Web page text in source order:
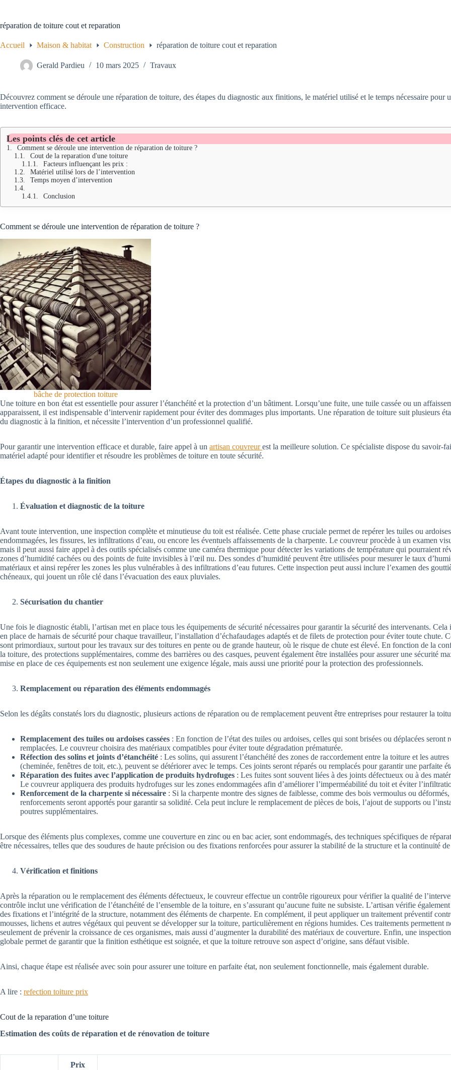
réparation de toiture cout et reparation
Accueil Maison & habitat Construction réparation de toiture cout et reparation
Gerald Pardieu 10 mars 2025 Travaux
Découvrez comment se déroule une réparation de toiture, des étapes du diagnostic aux finitions, le matériel utilisé et le temps nécessaire pour
intervention efficace.
Les points clés de cet article
Comment se déroule une intervention de réparation de toiture ?
Cout de la reparation d'une toiture
Facteurs influençant les prix :
Matériel utilisé lors de l’intervention
Temps moyen d’intervention
Conclusion
Comment se déroule une intervention de réparation de toiture ?
bâche de protection toiture
Une toiture en bon état est essentielle pour assurer l’étanchéité et la protection d’un bâtiment. Lorsqu’une fuite, une tuile cassée ou un
apparaissent, il est indispensable d’intervenir rapidement pour éviter des dommages plus importants. Une réparation de toiture suit plusieurs
du diagnostic à la finition, et nécessite l’intervention d’un professionnel qualifié.
Pour garantir une intervention efficace et durable, faire appel à un artisan couvreurest la meilleure solution. Ce spécialiste dispose du savoir-
matériel adapté pour identifier et résoudre les problèmes de toiture en toute sécurité.
Étapes du diagnostic à la finition
Évaluation et diagnostic de la toiture
Avant toute intervention, une inspection complète et minutieuse du toit est réalisée. Cette phase cruciale permet de repérer les tuiles ou ardoises
endommagées, les fissures, les infiltrations d’eau, ou encore les éventuels affaissements de la charpente. Le couvreur procède à un examen
mais il peut aussi faire appel à des outils spécialisés comme une caméra thermique pour détecter les variations de température qui pourraient
zones d’humidité cachées ou des points de fuite invisibles à l’œil nu. Des sondes d’humidité peuvent être utilisées pour mesurer le taux
matériaux et ainsi repérer les zones les plus vulnérables à des infiltrations d’eau futures. Cette inspection peut aussi inclure l’examen des
chéneaux, qui jouent un rôle clé dans l’évacuation des eaux pluviales.
Sécurisation du chantier
Une fois le diagnostic établi, l’artisan met en place tous les équipements de sécurité nécessaires pour garantir la sécurité des intervenants.
en place de harnais de sécurité pour chaque travailleur, l’installation d’échafaudages adaptés et de filets de protection pour éviter toute chute.
sont primordiaux, surtout pour les travaux sur des toitures en pente ou de grande hauteur, où le risque de chute est élevé. En fonction de la
la toiture, des protections supplémentaires, comme des barrières ou des casques, peuvent également être installées pour assurer une sécurité
mise en place de ces équipements est non seulement une exigence légale, mais aussi une priorité pour la protection des professionnels.
Remplacement ou réparation des éléments endommagés
Selon les dégâts constatés lors du diagnostic, plusieurs actions de réparation ou de remplacement peuvent être entreprises pour restaurer la
Remplacement des tuiles ou ardoises cassées : En fonction de l’état des tuiles ou ardoises, celles qui sont brisées ou déplacées seront
remplacées. Le couvreur choisira des matériaux compatibles pour éviter toute dégradation prématurée.
Réfection des solins et joints d’étanchéité : Les solins, qui assurent l’étanchéité des zones de raccordement entre la toiture et les autres
(cheminée, fenêtres de toit, etc.), peuvent se détériorer avec le temps. Ces joints seront réparés ou remplacés pour garantir une parfaite
Réparation des fuites avec l’application de produits hydrofuges : Les fuites sont souvent liées à des joints défectueux ou à des
Le couvreur appliquera des produits hydrofuges sur les zones endommagées afin d’améliorer l’imperméabilité du toit et éviter
Renforcement de la charpente si nécessaire : Si la charpente montre des signes de faiblesse, comme des bois vermoulus ou déformés,
renforcements seront apportés pour garantir sa solidité. Cela peut inclure le remplacement de pièces de bois, l’ajout de supports ou
poutres supplémentaires.
Lorsque des éléments plus complexes, comme une couverture en zinc ou en bac acier, sont endommagés, des techniques spécifiques de
être nécessaires, telles que des soudures de haute précision ou des fixations renforcées pour assurer la stabilité de la structure et la continuité
Vérification et finitions
Après la réparation ou le remplacement des éléments défectueux, le couvreur effectue un contrôle rigoureux pour vérifier la qualité de
contrôle inclut une vérification de l’étanchéité de l’ensemble de la toiture, en s’assurant qu’aucune fuite ne subsiste. L’artisan vérifie
des fixations et l’intégrité de la structure, notamment des éléments de charpente. En complément, il peut appliquer un traitement préventif
mousses, lichens et autres végétaux qui peuvent se développer sur la toiture, particulièrement en régions humides. Ces traitements permettent
seulement de prévenir la croissance de ces organismes, mais aussi d’augmenter la durabilité des matériaux de couverture. Enfin, une
globale permet de garantir que la finition esthétique est soignée, et que la toiture retrouve son aspect d’origine, sans défaut visible.
Ainsi, chaque étape est réalisée avec soin pour assurer une toiture en parfaite état, non seulement fonctionnelle, mais également durable.
A lire : refection toiture prix
Cout de la reparation d’une toiture
Estimation des coûts de réparation et de rénovation de toiture
Prix